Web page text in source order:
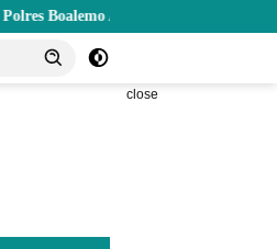
Amankan Mobil Pick Up di Tilamuta
close